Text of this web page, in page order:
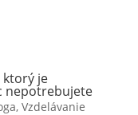
ktorý je
nepotrebujete
, Vzdelávanie